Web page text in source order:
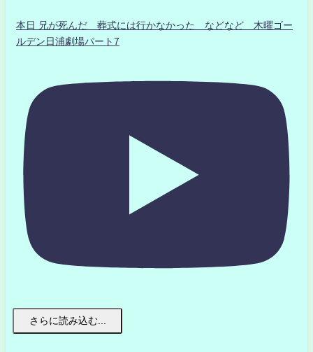
本日 兄が死んだ 葬式には行かなかった などなど 木曜ゴー
ルデン日浦劇場パート7
さらに読み込む...